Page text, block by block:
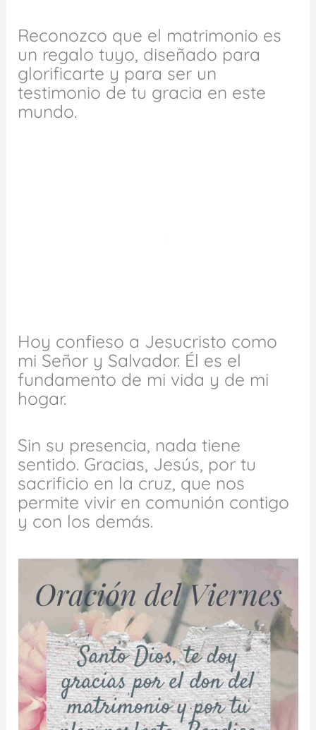
Reconozco que el matrimonio es
un regalo tuyo, diseñado para
glorificarte y para ser un
testimonio de tu gracia en este
mundo.
Hoy confieso a Jesucristo como
mi Señor y Salvador. Él es el
fundamento de mi vida y de mi
hogar.
Sin su presencia, nada tiene
sentido. Gracias, Jesús, por tu
sacrificio en la cruz, que nos
permite vivir en comunión contigo
y con los demás.